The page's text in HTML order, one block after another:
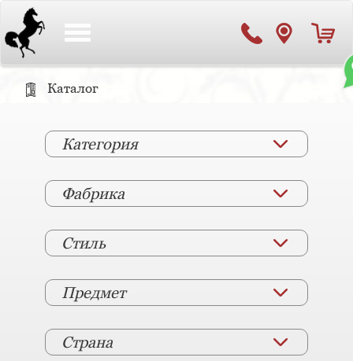
Каталог
Категория
Фабрика
Стиль
Предмет
Страна